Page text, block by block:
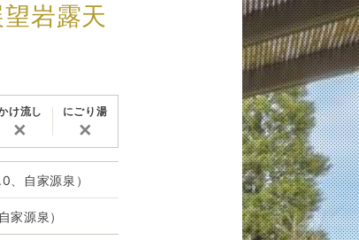
岩露天
け流し
✕
にごり湯
✕
、自家源泉）
家源泉）